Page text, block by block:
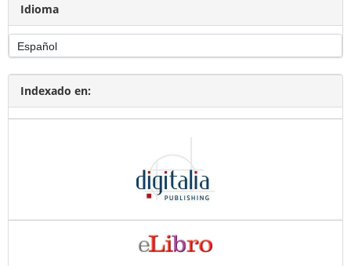
Idioma
Indexado en: